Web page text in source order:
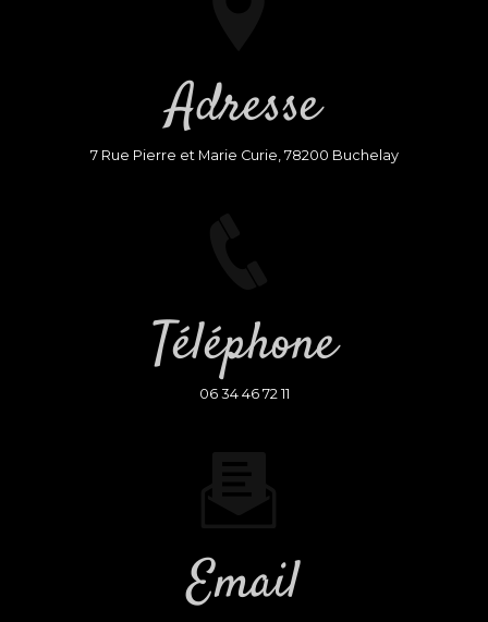
Adresse
7 Rue Pierre et Marie Curie, 78200 Buchelay
Téléphone
06 34 46 72 11
Email